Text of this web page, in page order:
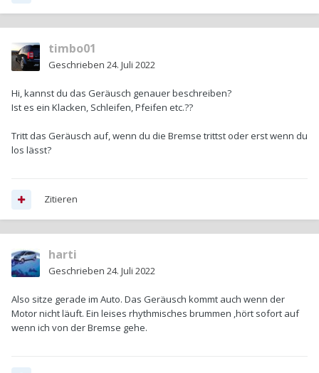
timbo01
Geschrieben 24. Juli 2022
Hi, kannst du das Geräusch genauer beschreiben?
Ist es ein Klacken, Schleifen, Pfeifen etc.??
Tritt das Geräusch auf, wenn du die Bremse trittst oder erst wenn du
los lässt?
Zitieren
harti
Geschrieben 24. Juli 2022
Also sitze gerade im Auto. Das Geräusch kommt auch wenn der
Motor nicht läuft. Ein leises rhythmisches brummen ,hört sofort auf
wenn ich von der Bremse gehe.